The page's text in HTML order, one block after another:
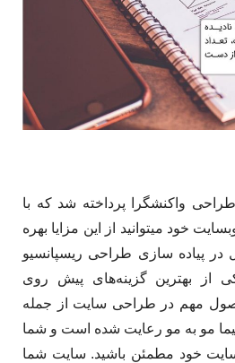
واکنشگرا پرداخته شد که با
خود میتوانید از این مزایا بهره
در پیاده سازی طراحی ریسپانسیو
از بهترین گزینه‌های پیش روی
مهم در طراحی سایت از جمله
مو به مو رعایت شده است و شما
خود مطمئن باشید. سایت شما